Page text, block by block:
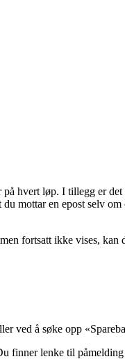
hvert løp. I tillegg er
mottar en epost selv
fortsatt ikke vises,
ved å søke opp
finner lenke til